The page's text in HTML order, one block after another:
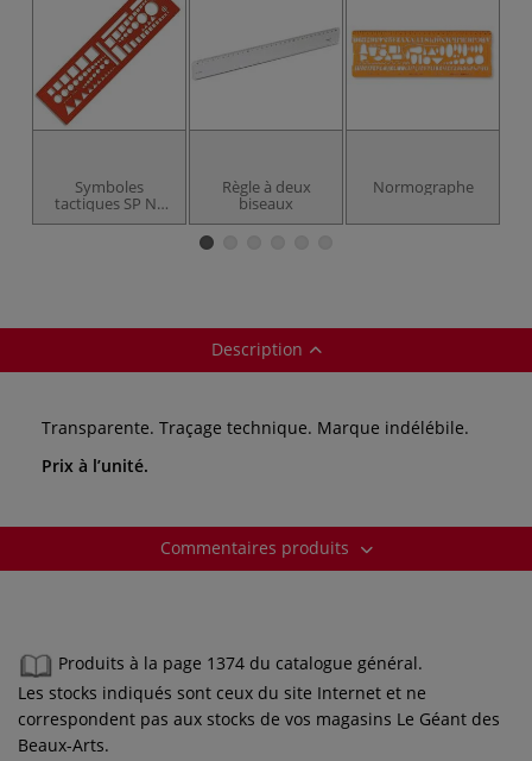
Symboles
tactiques SP N°
46 OTAN
Règle à deux
biseaux
Normographe
Description
Transparente. Traçage technique. Marque indélébile.
Prix à l’unité.
Commentaires produits
Produits à la page 1374 du catalogue général.
Les stocks indiqués sont ceux du site Internet et ne
correspondent pas aux stocks de vos magasins Le Géant des
Beaux-Arts.